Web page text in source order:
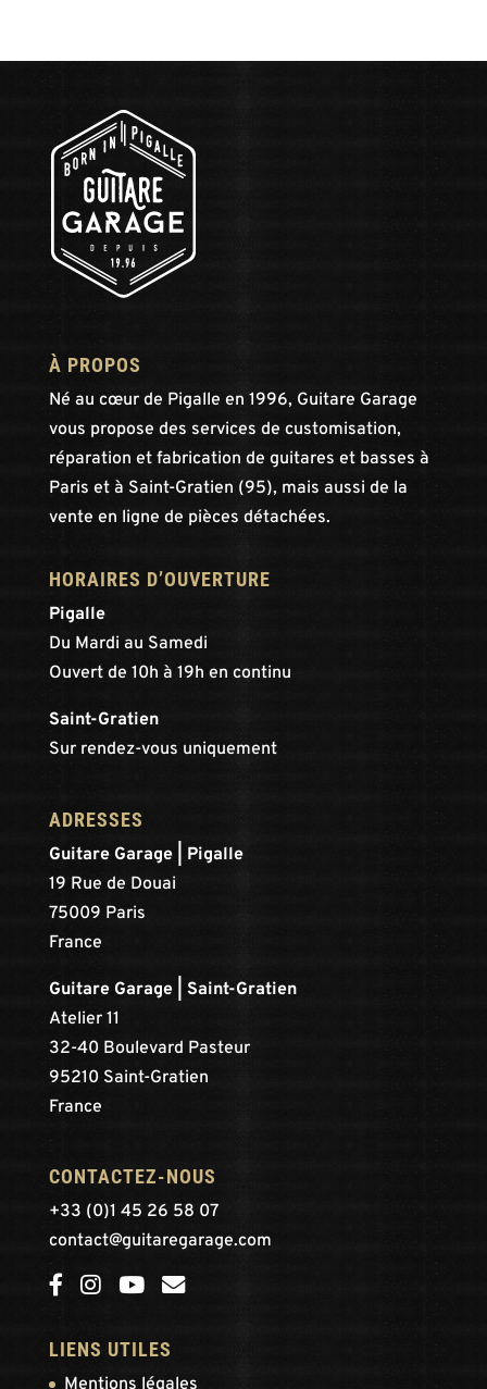
À PROPOS
Né au cœur de Pigalle en 1996, Guitare Garage
vous propose des services de customisation,
réparation et fabrication de guitares et basses à
Paris et à Saint-Gratien (95), mais aussi de la
vente en ligne de pièces détachées.
HORAIRES D’OUVERTURE
Pigalle
Du Mardi au Samedi
Ouvert de 10h à 19h en continu
Saint-Gratien
Sur rendez-vous uniquement
ADRESSES
Guitare Garage | Pigalle
19 Rue de Douai
75009 Paris
France
Guitare Garage | Saint-Gratien
Atelier 11
32-40 Boulevard Pasteur
95210 Saint-Gratien
France
CONTACTEZ-NOUS
+33 (0)1 45 26 58 07
contact@guitaregarage.com
LIENS UTILES
Mentions légales